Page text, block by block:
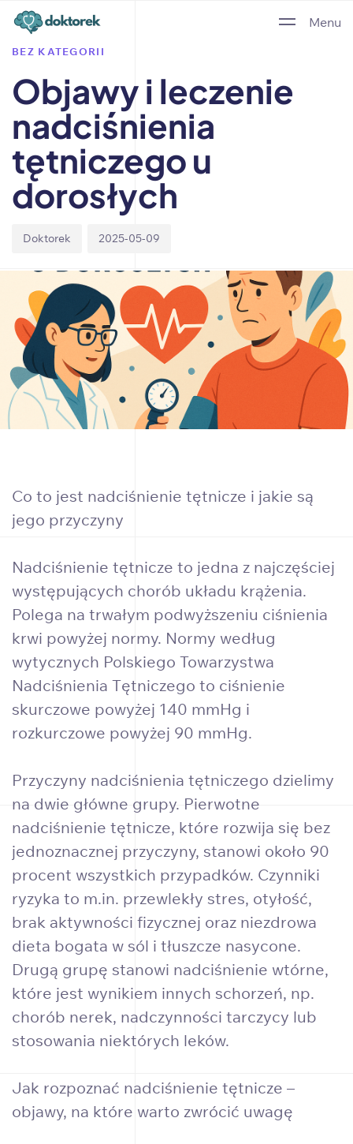
Menu
PUBLISHED
BEZ KATEGORII
Objawy i leczenie
nadciśnienia
tętniczego u
dorosłych
Author
Doktorek
Published
2025-05-09
Co to jest nadciśnienie tętnicze i jakie są
jego przyczyny
Nadciśnienie tętnicze to jedna z najczęściej
występujących chorób układu krążenia.
Polega na trwałym podwyższeniu ciśnienia
krwi powyżej normy. Normy według
wytycznych Polskiego Towarzystwa
Nadciśnienia Tętniczego to ciśnienie
skurczowe powyżej 140 mmHg i
rozkurczowe powyżej 90 mmHg.
Przyczyny nadciśnienia tętniczego dzielimy
na dwie główne grupy. Pierwotne
nadciśnienie tętnicze, które rozwija się bez
jednoznacznej przyczyny, stanowi około 90
procent wszystkich przypadków. Czynniki
ryzyka to m.in. przewlekły stres, otyłość,
brak aktywności fizycznej oraz niezdrowa
dieta bogata w sól i tłuszcze nasycone.
Drugą grupę stanowi nadciśnienie wtórne,
które jest wynikiem innych schorzeń, np.
chorób nerek, nadczynności tarczycy lub
stosowania niektórych leków.
Jak rozpoznać nadciśnienie tętnicze –
objawy, na które warto zwrócić uwagę